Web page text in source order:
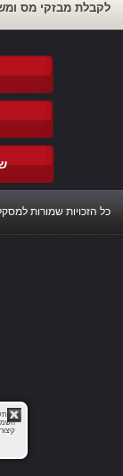
לקבלת מבזקי מס
כל הזכויות שמורות